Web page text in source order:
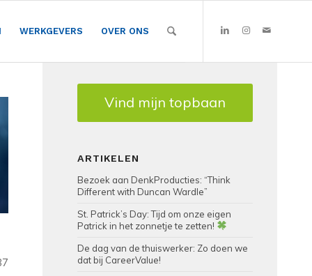
WERKGEVERS OVER ONS
Vind mijn topbaan
ARTIKELEN
Bezoek aan DenkProducties: “Think
Different with Duncan Wardle”
St. Patrick’s Day: Tijd om onze eigen
Patrick in het zonnetje te zetten!
De dag van de thuiswerker: Zo doen we
dat bij CareerValue!